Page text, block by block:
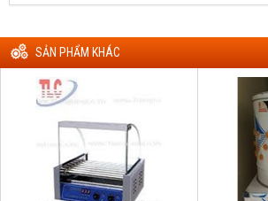
SẢN PHẨM KHÁC